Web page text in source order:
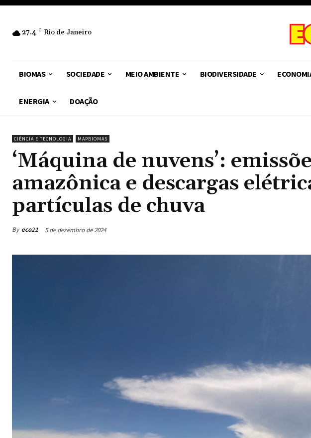
27.4 C Rio de Janeiro
BIOMAS SOCIEDADE MEIO AMBIENTE BIODIVERSIDADE
ENERGIA DOAÇÃO
CIÊNCIA E TECNOLOGIA MAPBIOMAS
‘Máquina de nuvens’:
amazônica e descargas
partículas de chuva
By eco21 5 de dezembro de 2024